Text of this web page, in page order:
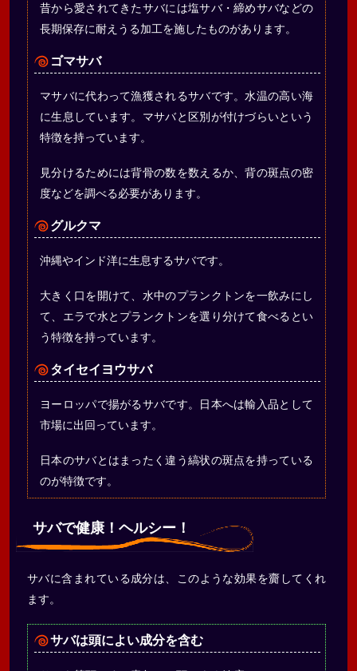
昔から愛されてきたサバには塩サバ・締めサバなどの
長期保存に耐えうる加工を施したものがあります。
ゴマサバ
マサバに代わって漁獲されるサバです。水温の高い海
に生息しています。マサバと区別が付けづらいという
特徴を持っています。
見分けるためには背骨の数を数えるか、背の斑点の密
度などを調べる必要があります。
グルクマ
沖縄やインド洋に生息するサバです。
大きく口を開けて、水中のプランクトンを一飲みにし
て、エラで水とプランクトンを選り分けて食べるとい
う特徴を持っています。
タイセイヨウサバ
ヨーロッパで揚がるサバです。日本へは輸入品として
市場に出回っています。
日本のサバとはまったく違う縞状の斑点を持っている
のが特徴です。
サバで健康！ヘルシー！
サバに含まれている成分は、このような効果を齎してくれ
ます。
サバは頭によい成分を含む